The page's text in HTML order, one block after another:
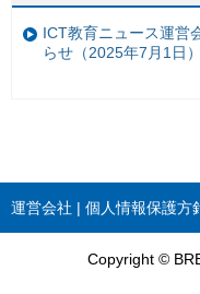
ICT教育ニュース運営
らせ（2025年7月1日）
運営会社 個人情報保護方
Copyright ©